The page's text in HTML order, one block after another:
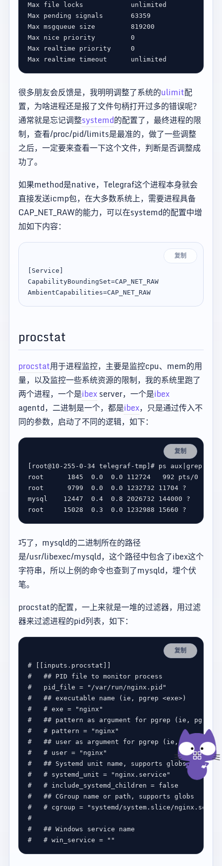
Max pending signals 63359
Max msgqueue size 819200
Max nice priority 0
Max realtime priority 0
很多朋友会反馈是，我明明调整了系统的ulimit配
置，为啥进程还是报了文件句柄打开过多的错误呢？
通常就是忘记调整systemd的配置了，最终进程的限
制，查看/proc/pid/limits是最准的，做了一些调整
之后，一定要来查看一下这个文件，判断是否调整成
功了。
如果method是native，Telegraf这个进程本身就会
直接发送icmp包，在大多数系统上，需要进程具备
CAP_NET_RAW的能力，可以在systemd的配置中增
加如下内容：
复制
[Service]
CapabilityBoundingSet=CAP_NET_RAW
procstat
procstat用于进程监控，主要是监控cpu、mem的用
量，以及监控一些系统资源的限制，我的系统里跑了
两个进程，一个是ibexserver，一个是ibex
agentd，二进制是一个，都是ibex，只是通过传入不
同的参数，启动了不同的逻辑，如下：
复制
root@10-255-0-34 telegraf-tmp # ps aux|grep ibex
root 1845
  0.0  0.0
112724 992 pts/0
root 9799
  0.0  0.0
1232732
11704
mysql 12447
  0.4  0.8
2026732 144000 ?      Sl
root 15028
  0.3  0.0
1232988 15660
巧了，mysqld的二进制所在的路径
是/usr/libexec/mysqld，这个路径中包含了ibex这个
字符串，所以上例的命令也查到了mysqld，埋个伏
笔。
procstat的配置，一上来就是一堆的过滤器，用过滤
器来过滤进程的pid列表，如下：
复制
# [[inputs.procstat]]
#   ## PID file to monitor process
#   pid_file = "/var/run/nginx.pid"
#   ## executable name (ie, pgrep <exe>)
#   # exe = "nginx"
#   ## pattern as argument for pgrep (ie, pgrep
#   # pattern = "nginx"
#   ## user as argument for pgrep (ie, pgrep -u
#   # user = "nginx"
#   ## Systemd unit name, supports globs when
#   # systemd_unit = "nginx.service"
#   # include_systemd_children = false
#   ## CGroup name or path, supports globs
#   # cgroup = "systemd/system.slice/
#
#   ## Windows service name
#   # win_service = ""